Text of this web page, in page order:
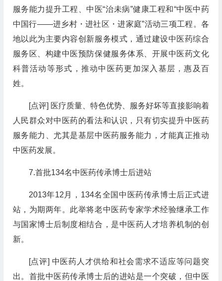
服务能力提升工程、中医“治未病”健康工程和“中医中药
中国行――进乡村・进社区・进家庭”活动三项工程。各
地以此为主要内容创新服务模式，通过建设中医药综合
服务区、构建中医预防保健服务体系、开展中医药文化
科普活动等形式，推动中医药更加深入基层，惠及百
姓。
[点评] 医疗质量、特色优势、服务好坏等直接影响着
人民群众对中医药的看法和认识，只有切实提升中医药
服务能力、尤其是基层中医药服务能力，才能真正推动
中医药发展。
7.首批134名中医药传承博士后进站
2013年12月，134名全国中医药传承博士后正式进
站，为期两年。此举将老中医药专家学术经验继承工作
与国家博士后制度相结合，是中医药人才培养机制的创
新。
[点评] 中医药人才供给和社会需求不适应等问题突
出。首批中医药传承博士后的进站是一个突破，但中医